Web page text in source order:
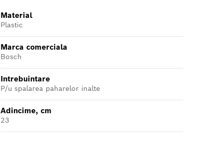
Material
Plastic
Marca comerciala
Bosch
Intrebuintare
P/u spalarea paharelor inalte
Adincime, cm
23